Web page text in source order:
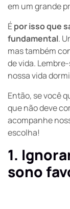
em um grande
Épor isso que
fundamental.
mas também
de vida.
nossa vida
Então, se você
que não deve
acompanhe
escolha!
1.
sono